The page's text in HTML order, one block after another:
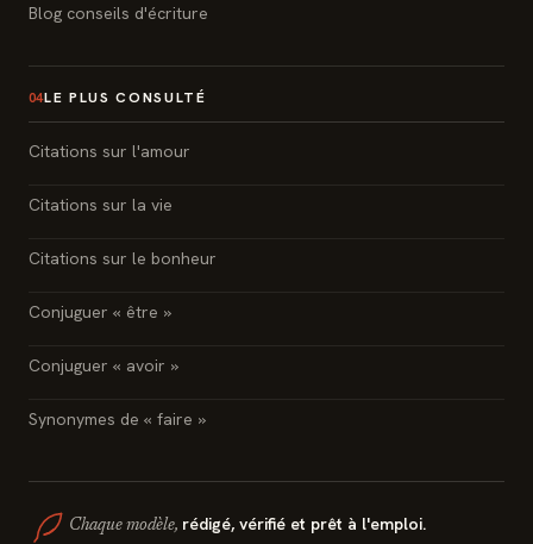
Blog conseils d'écriture
04LE PLUS CONSULTÉ
Citations sur l'amour
Citations sur la vie
Citations sur le bonheur
Conjuguer « être »
Conjuguer « avoir »
Synonymes de « faire »
Chaque modèle, rédigé, vérifié et prêt à l'emploi.